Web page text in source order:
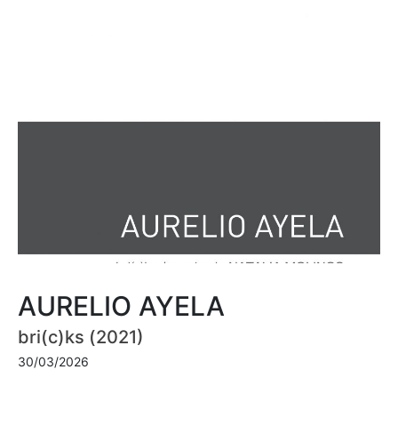
AURELIO AYELA
bri(c)ks (2021)
30/03/2026